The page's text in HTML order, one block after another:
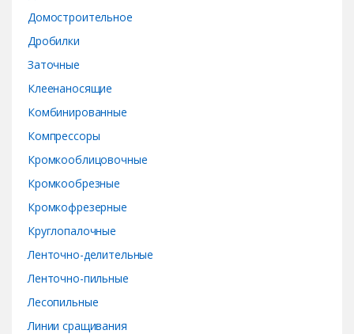
Домостроительное
Дробилки
Заточные
Клеенаносящие
Комбинированные
Компрессоры
Кромкооблицовочные
Кромкообрезные
Кромкофрезерные
Круглопалочные
Ленточно-делительные
Ленточно-пильные
Лесопильные
Линии сращивания